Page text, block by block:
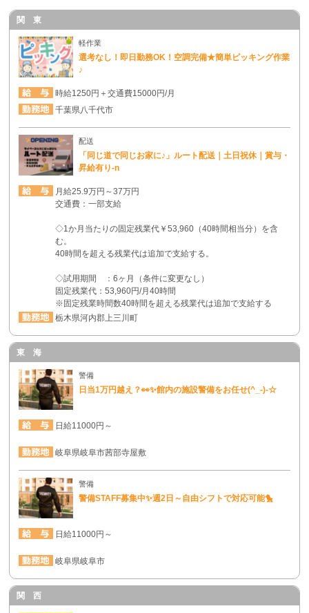
関 東
軽作業
選考なし！即日勤務OK！空調完備★簡単ピッキング作業
♪
時給1250円＋交通費15000円/月
千葉県八千代市
配送
「同じ道で同じお家に♪」ルート配送｜土日祝休｜賞与・
昇給有り-n
月給25.9万円～37万円
交通費：一部支給
◇1か月当たりの固定残業代￥53,960（40時間相当分）を含
む。
40時間を超える残業代は追加で支給する。
◇試用期間 ：6ヶ月（条件に変更なし）
固定残業代：53,960円/月40時間
※固定残業時間数40時間を超える残業代は追加で支給する
栃木県河内郡上三川町
東 海
警備
日当1万円越え？👀✨館内の施設警備をお任せ(^_-)-☆
日給11000円～
岐阜県岐阜市茜部寺屋敷
警備
警備STAFF募集中✨週2日～自由シフトで対応可能🐤
日給11000円～
岐阜県岐阜市
関 西